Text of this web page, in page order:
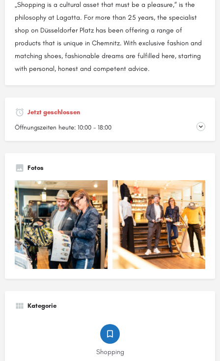
„Shopping is a cultural asset that must be a pleasure,“ is the
philosophy at Lagatta. For more than 25 years, the specialist
shop on Düsseldorfer Platz has been offering a range of
products that is unique in Chemnitz. With exclusive fashion and
matching shoes, fashionable dreams are fulfilled here, starting
with personal, honest and competent advice.
Jetzt geschlossen
Öffnungszeiten heute: 10:00 - 18:00
Fotos
Kategorie
Shopping